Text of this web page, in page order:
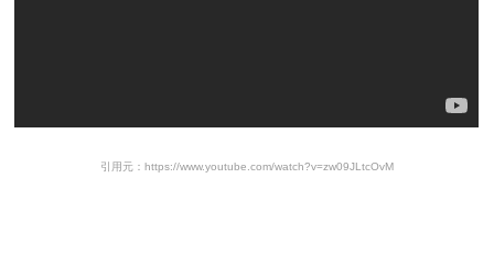
引用元：https://www.youtube.com/watch?v=zw09JLtcOvM